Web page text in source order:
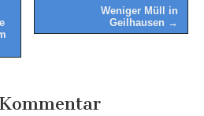
Weniger Müll in
Geilhausen →